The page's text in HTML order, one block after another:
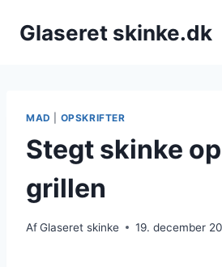
Glaseret skinke.dk
MAD OPSKRIFTER
Stegt skinke
grillen
AfGlaseret skinke 19. december